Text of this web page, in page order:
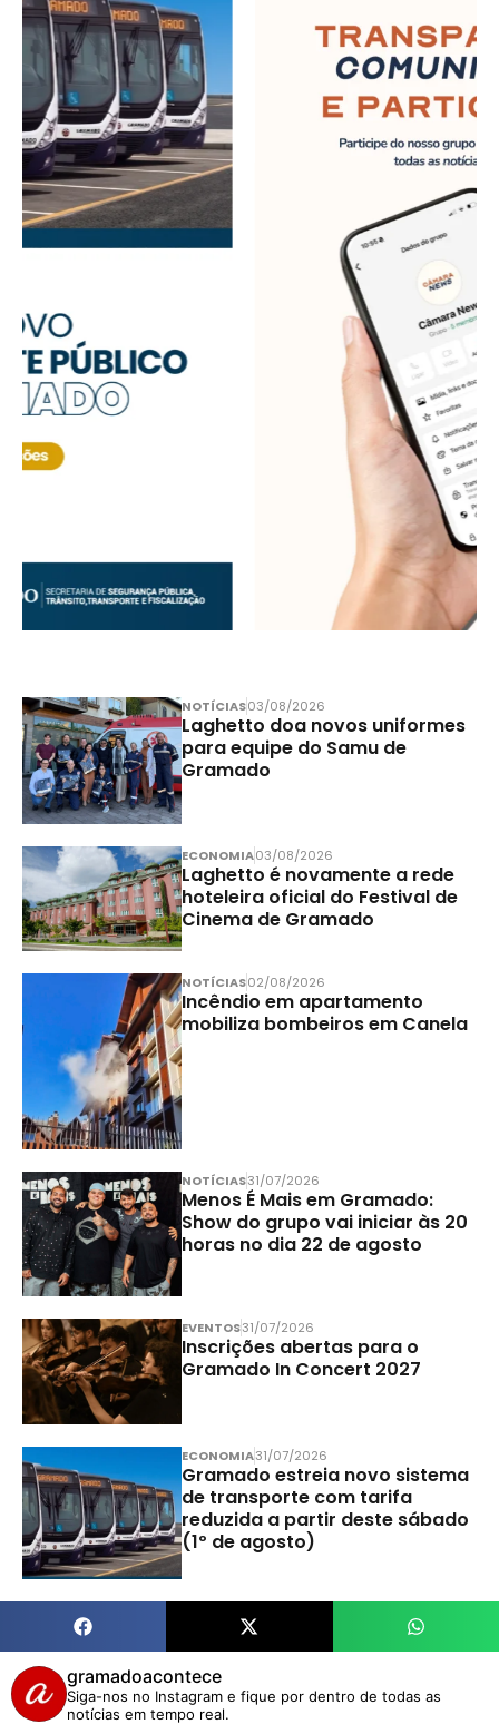
NOTÍCIAS03/08/2026
Laghetto doa novos uniformes
para equipe do Samu de
Gramado
ECONOMIA03/08/2026
Laghetto é novamente a rede
hoteleira oficial do Festival de
Cinema de Gramado
NOTÍCIAS02/08/2026
Incêndio em apartamento
mobiliza bombeiros em Canela
NOTÍCIAS31/07/2026
Menos É Mais em Gramado:
Show do grupo vai iniciar às 20
horas no dia 22 de agosto
EVENTOS31/07/2026
Inscrições abertas para o
Gramado In Concert 2027
ECONOMIA31/07/2026
Gramado estreia novo sistema
de transporte com tarifa
reduzida a partir deste sábado
(1º de agosto)
gramadoacontece
Siga-nos no Instagram e fique por dentro de todas as
notícias em tempo real.